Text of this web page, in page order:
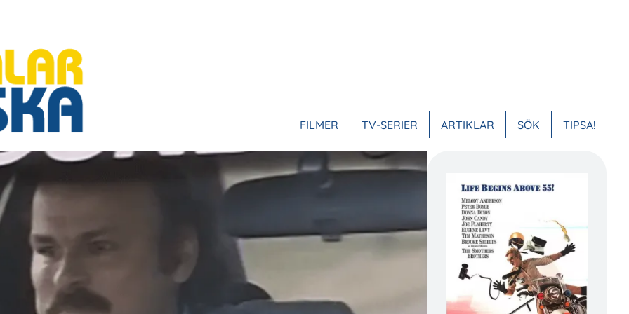
HUVUDMENY
FILMER TV-SERIER ARTIKLAR SÖK TIPSA!